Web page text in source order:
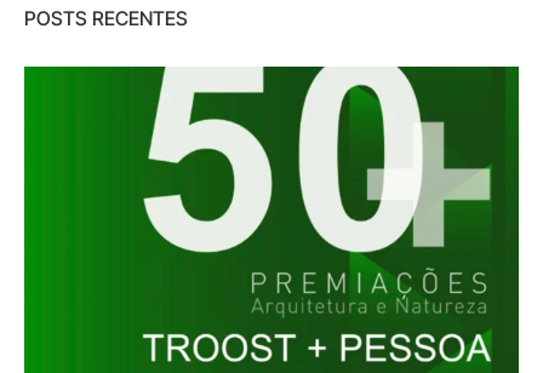
POSTS RECENTES